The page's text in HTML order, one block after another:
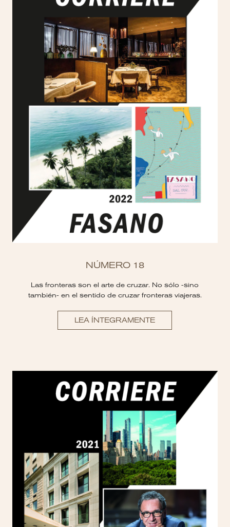
NÚMERO 18
Las fronteras son el arte de cruzar. No sólo -sino
también- en el sentido de cruzar fronteras viajeras.
LEA ÍNTEGRAMENTE